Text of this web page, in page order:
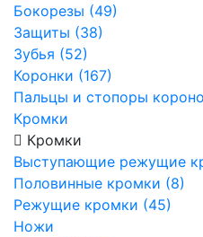
Бокорезы (49)
Защиты (38)
Зубья (52)
Коронки (167)
Пальцы и стопоры
Кромки
Кромки
Выступающие режущие
Половинные кромки (8)
Режущие кромки (45)
Ножи